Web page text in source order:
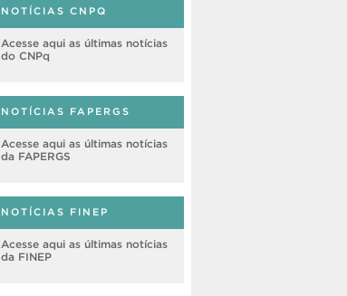
NOTÍCIAS CNPQ
Acesse aqui as últimas notícias
do CNPq
NOTÍCIAS FAPERGS
Acesse aqui as últimas notícias
da FAPERGS
NOTÍCIAS FINEP
Acesse aqui as últimas notícias
da FINEP